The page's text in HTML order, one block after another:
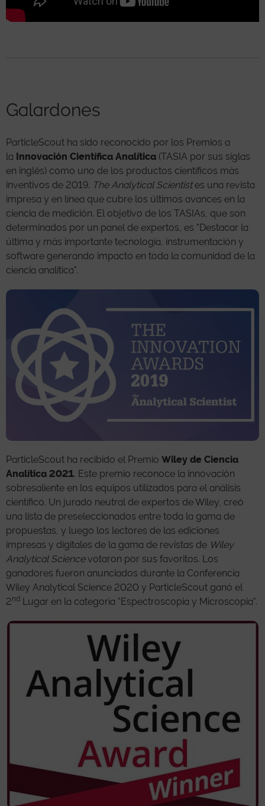
Galardones
ParticleScout ha sido reconocido por los Premios a
la Innovación Científica Analítica (TASIA por sus siglas
en inglés) como uno de los productos científicos más
inventivos de 2019. The Analytical Scientistes una revista
impresa y en línea que cubre los últimos avances en la
ciencia de medición. El objetivo de los TASIAs, que son
determinados por un panel de expertos, es "Destacar la
última y más importante tecnología, instrumentación y
software generando impacto en toda la comunidad de la
ciencia analítica".
ParticleScout ha recibido el Premio Wiley de Ciencia
Analítica 2021. Este premio reconoce la innovación
sobresaliente en los equipos utilizados para el análisis
científico. Un jurado neutral de expertos de Wiley, creó
una lista de preseleccionados entre toda la gama de
propuestas, y luego los lectores de las ediciones
impresas y digitales de la gama de revistas de Wiley
Analytical Sciencevotaron por sus favoritos. Los
ganadores fueron anunciados durante la Conferencia
Wiley Analytical Science 2020 y ParticleScout ganó el
2nd Lugar en la categoría "Espectroscopia y Microscopia".